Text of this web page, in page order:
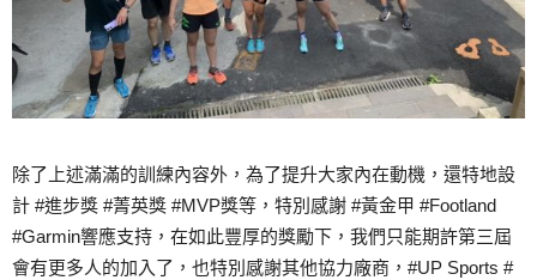
除了上述滿滿的訓練內容外，為了提升大家內在動機，還特地設
計 #進步獎 #菁英獎 #MVP獎等，特別感謝 #黃金甲 #Footland
#Garmin響應支持，在如此豐厚的獎勵下，我們只能期許第三屆
會有更多人的加入了，也特別感謝其他協力廠商，#UP Sports #